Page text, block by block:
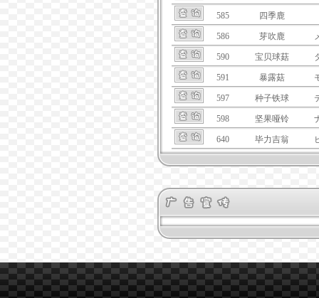
585 四季鹿
586 芽吹鹿
590 宝贝球菇
591 暴露菇
597 种子铁球
598 坚果哑铃
640 毕力吉翁